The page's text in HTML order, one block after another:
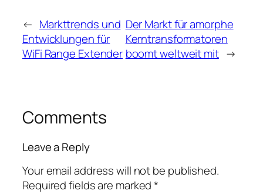
← Markttrends und
Entwicklungen für
WiFi Range Extender
Der Markt für amorphe
Kerntransformatoren
boomt weltweit mit →
Comments
Leave a Reply
Your email address will not be published.
Required fields are marked*